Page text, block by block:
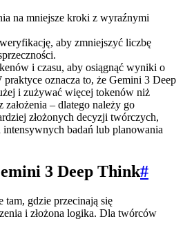
na mniejsze kroki z wyraźnymi
aby zmniejszyć liczbę
i czasu, aby osiągnąć wyniki o
oznacza to, że Gemini 3 Deep
i zużywać więcej tokenów niż
– dlatego należy go
złożonych decyzji twórczych,
badań lub planowania
3 Deep Think#
gdzie przecinają się
i złożona logika. Dla twórców